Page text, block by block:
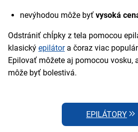
nevýhodou môže byť vysoká
Odstrániť chĺpky z tela pomocou
klasický epilátora čoraz viac
Epilovať môžete aj pomocou vosku,
môže byť bolestivá.
EPILÁTORY